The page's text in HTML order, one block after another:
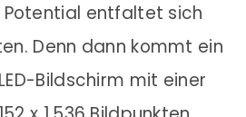
entfaltet sich
Denn dann kommt ein
Bildschirm mit einer